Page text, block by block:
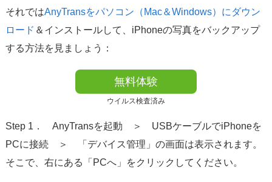
それではAnyTransをパソコン（Mac＆Windows）にダウン
ロード ＆インストールして、iPhoneの写真をバックアップ
する方法を見ましょう：
無料体験
ウイルス検査済み
Step 1． AnyTransを起動 ＞ USBケーブルでiPhoneを
PCに接続 ＞ 「デバイス管理」の画面は表示されます。
そこで、右にある「PCへ」をクリックしてください。